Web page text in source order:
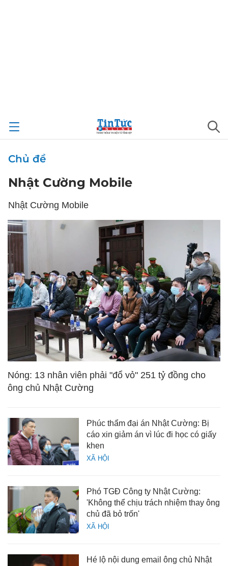
Chủ đề
Nhật Cường Mobile
Nhật Cường Mobile
Nóng: 13 nhân viên phải "đổ vỏ" 251 tỷ đồng cho
ông chủ Nhật Cường
XÃ HỘI
Phúc thẩm đại án Nhật Cường: Bị
cáo xin giảm án vì lúc đi học có giấy
khen
XÃ HỘI
Phó TGĐ Công ty Nhật Cường:
'Không thể chịu trách nhiệm thay ông
chủ đã bỏ trốn'
Hé lộ nội dung email ông chủ Nhật